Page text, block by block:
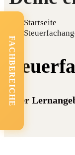
Startseite
Unser
FACHBEREICHE